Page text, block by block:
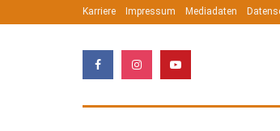
Karriere Impressum Mediadaten